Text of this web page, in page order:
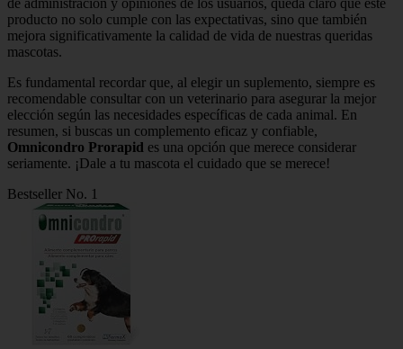
de administración y opiniones de los usuarios, queda claro que este
producto no solo cumple con las expectativas, sino que también
mejora significativamente la calidad de vida de nuestras queridas
mascotas.
Es fundamental recordar que, al elegir un suplemento, siempre es
recomendable consultar con un veterinario para asegurar la mejor
elección según las necesidades específicas de cada animal. En
resumen, si buscas un complemento eficaz y confiable,
Omnicondro Prorapid es una opción que merece considerar
seriamente. ¡Dale a tu mascota el cuidado que se merece!
Bestseller No. 1